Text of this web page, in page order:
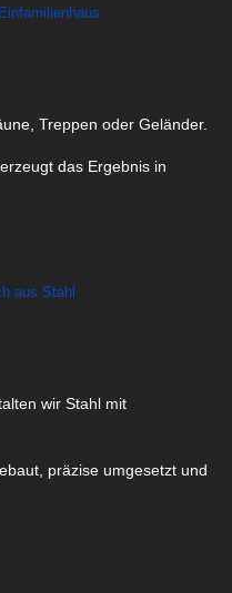
Treppen oder Geländer.
das Ergebnis in
wir Stahl mit
präzise umgesetzt und